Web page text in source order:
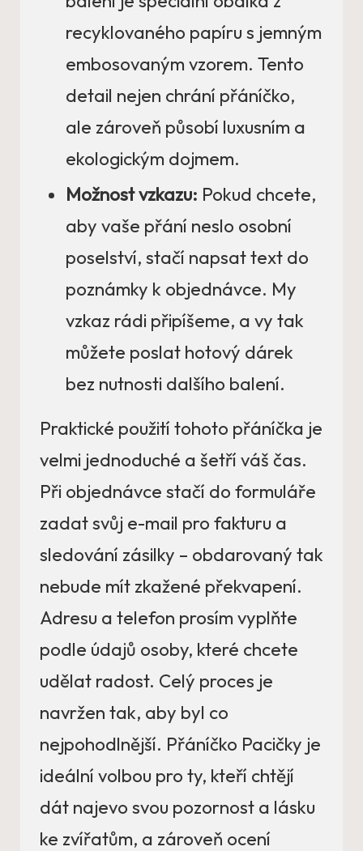
recyklovaného papíru s jemným
embosovaným vzorem. Tento
detail nejen chrání přáníčko,
ale zároveň působí luxusním a
ekologickým dojmem.
Možnost vzkazu: Pokud chcete,
aby vaše přání neslo osobní
poselství, stačí napsat text do
poznámky k objednávce. My
vzkaz rádi připíšeme, a vy tak
můžete poslat hotový dárek
bez nutnosti dalšího balení.
Praktické použití tohoto přáníčka je
velmi jednoduché a šetří váš čas.
Při objednávce stačí do formuláře
zadat svůj e-mail pro fakturu a
sledování zásilky – obdarovaný tak
nebude mít zkažené překvapení.
Adresu a telefon prosím vyplňte
podle údajů osoby, které chcete
udělat radost. Celý proces je
navržen tak, aby byl co
nejpohodlnější. Přáníčko Pacičky je
ideální volbou pro ty, kteří chtějí
dát najevo svou pozornost a lásku
ke zvířatům, a zároveň ocení